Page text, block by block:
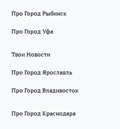
Про Город Рыбинск
Про Город Уфа
Твои Новости
Про Город Ярославль
Про Город Владивосток
Про Город Краснодара